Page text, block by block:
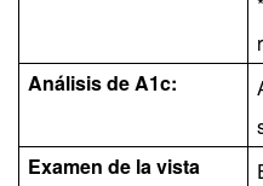
Análisis de A1c:
Examen de la vista